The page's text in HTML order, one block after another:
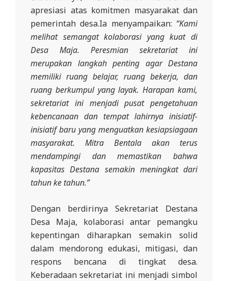
apresiasi atas komitmen masyarakat dan
pemerintah desa.Ia menyampaikan: “Kami
melihat semangat kolaborasi yang kuat di
Desa Maja. Peresmian sekretariat ini
merupakan langkah penting agar Destana
memiliki ruang belajar, ruang bekerja, dan
ruang berkumpul yang layak. Harapan kami,
sekretariat ini menjadi pusat pengetahuan
kebencanaan dan tempat lahirnya inisiatif-
inisiatif baru yang menguatkan kesiapsiagaan
masyarakat. Mitra Bentala akan terus
mendampingi dan memastikan bahwa
kapasitas Destana semakin meningkat dari
tahun ke tahun.”
Dengan berdirinya Sekretariat Destana
Desa Maja, kolaborasi antar pemangku
kepentingan diharapkan semakin solid
dalam mendorong edukasi, mitigasi, dan
respons bencana di tingkat desa.
Keberadaan sekretariat ini menjadi simbol